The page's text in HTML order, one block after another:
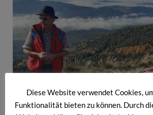
Diese Website verwendet Cookies,
Funktionalität bieten zu können. Durch